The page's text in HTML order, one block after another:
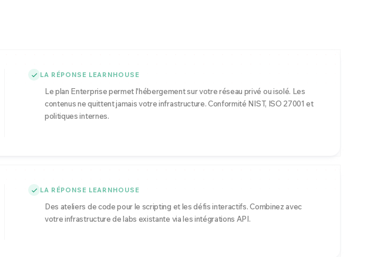
LA RÉPONSE LEARNHOUSE
Le plan Enterprise permet l'hébergement sur votre réseau privé ou isolé. Les
contenus ne quittent jamais votre infrastructure. Conformité NIST, ISO 27001 et
politiques internes.
LA RÉPONSE LEARNHOUSE
Des ateliers de code pour le scripting et les défis interactifs. Combinez avec
votre infrastructure de labs existante via les intégrations API.